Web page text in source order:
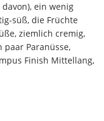
ein wenig
süß, die Früchte
ziemlich cremig,
Paranüsse,
Finish Mittellang,